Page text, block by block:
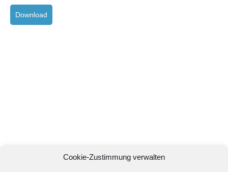
Cookie-Zustimmung verwalten
Download